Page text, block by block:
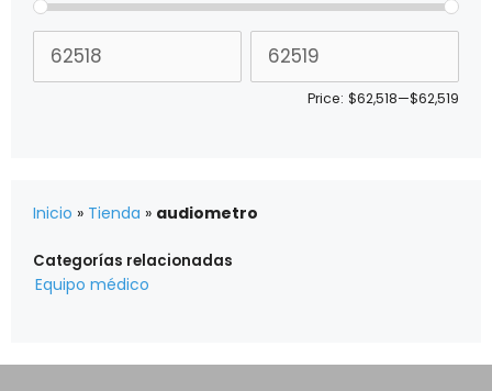
Price: $62,518—$62,519
Inicio » Tienda » audiometro
Categorías relacionadas
Equipo médico